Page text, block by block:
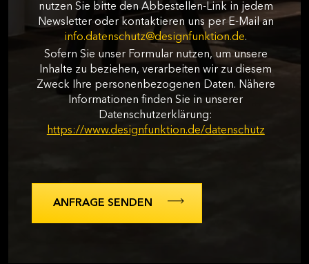
nutzen Sie bitte den Abbestellen-Link in jedem
Newsletter oder kontaktieren uns per E-Mail an
info.datenschutz@designfunktion.de.
Sofern Sie unser Formular nutzen, um unsere
Inhalte zu beziehen, verarbeiten wir zu diesem
Zweck Ihre personenbezogenen Daten. Nähere
Informationen finden Sie in unserer
Datenschutzerklärung:
https://www.designfunktion.de/datenschutz